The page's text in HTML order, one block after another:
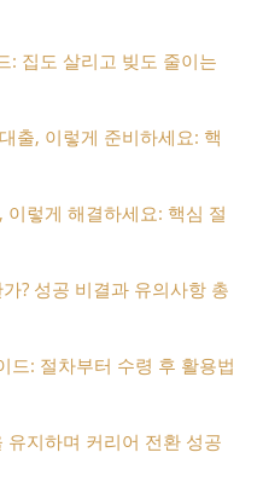
: 집도 살리고 빚도 줄이는
출, 이렇게 준비하세요: 핵
렇게 해결하세요: 핵심 절
? 성공 비결과 유의사항 총
드: 절차부터 수령 후 활용법
지하며 커리어 전환 성공